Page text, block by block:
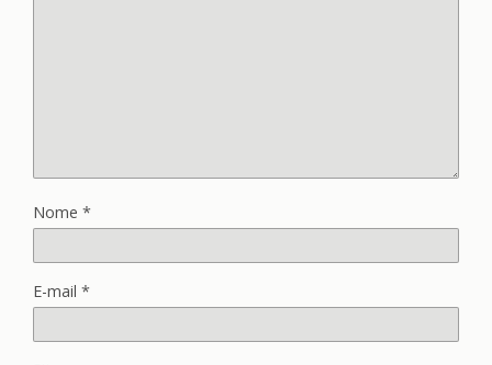
Nome *
E-mail *